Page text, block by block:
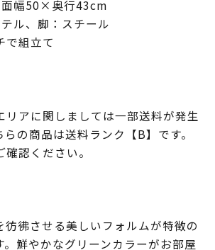
面幅50×奥行43cm
ル、脚：スチール
で組立て
アに関しましては一部送料が発生
の商品は送料ランク【B】です。
確認ください。
彷彿させる美しいフォルムが特徴の
。鮮やかなグリーンカラーがお部屋